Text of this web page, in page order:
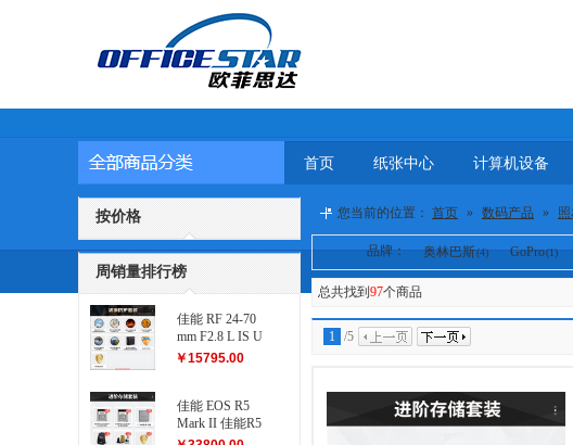
首页 纸张中心 计算机设备
您当前的位置： 首页 » 数码产品 »
品牌： 奥林巴斯(4) GoPro(1)
总共找到 97个商品
1 /5
按价格
周销量排行榜
佳能 RF 24-70
mm F2.8 L IS U
SM 滤镜防护
￥15795.00
佳能 EOS R5
Mark II 佳能R5
二代...